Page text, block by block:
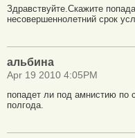
Здравствуйте.Скажите
несовершеннолетний срок
альбина
Apr 19 2010 4:05PM
попадет ли под амнистию по
полгода.